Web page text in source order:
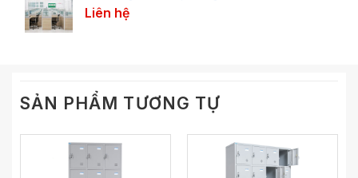
Liên hệ
SẢN PHẨM TƯƠNG TỰ